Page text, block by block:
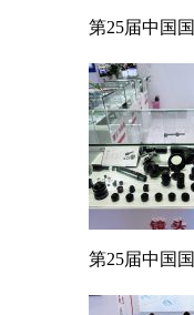
第25届中国
第25届中国